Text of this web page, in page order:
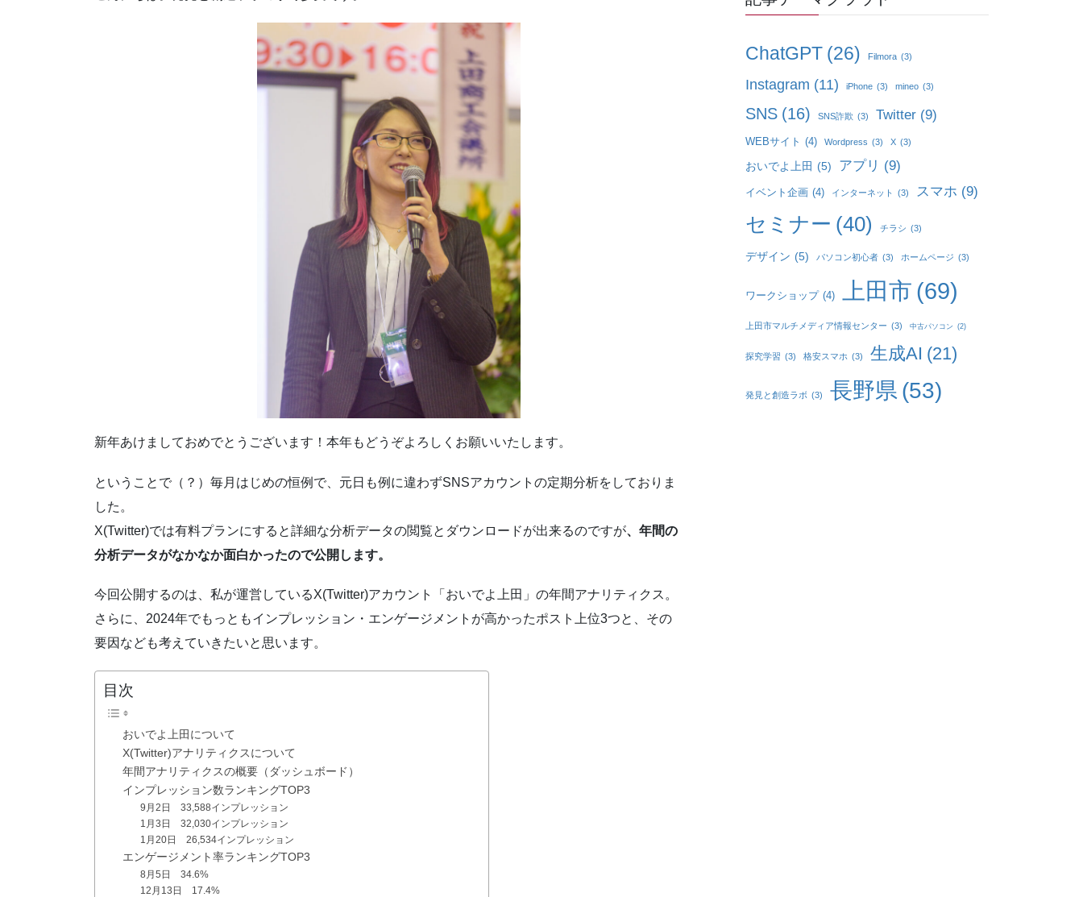
新年あけましておめでとうございます！本年もどうぞよろしくお願いいたします。
ということで（？）毎月はじめの恒例で、元日も例に違わずSNSアカウントの定期分析をしておりま
した。
X(Twitter)では有料プランにすると詳細な分析データの閲覧とダウンロードが出来るのですが、年間の
分析データがなかなか面白かったので公開します。
今回公開するのは、私が運営しているX(Twitter)アカウント「おいでよ上田」の年間アナリティクス。
さらに、2024年でもっともインプレッション・エンゲージメントが高かったポスト上位3つと、その
要因なども考えていきたいと思います。
目次
おいでよ上田について
X(Twitter)アナリティクスについて
年間アナリティクスの概要（ダッシュボード）
インプレッション数ランキングTOP3
9月2日 33,588インプレッション
1月3日 32,030インプレッション
1月20日 26,534インプレッション
エンゲージメント率ランキングTOP3
8月5日 34.6%
12月13日 17.4%
ChatGPT (26) Filmora (3)
Instagram (11) iPhone (3) mineo (3)
SNS (16) SNS詐欺 (3) Twitter (9)
WEBサイト (4) Wordpress (3) X (3)
おいでよ上田 (5) アプリ (9)
イベント企画 (4) インターネット (3) スマホ (9)
セミナー (40) チラシ (3)
デザイン (5) パソコン初心者 (3) ホームページ (3)
ワークショップ (4) 上田市 (69)
上田市マルチメディア情報センター (3) 中古パソコン (2)
探究学習 (3) 格安スマホ (3) 生成AI (21)
発見と創造ラボ (3) 長野県 (53)